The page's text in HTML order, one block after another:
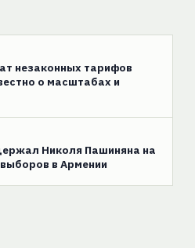
незаконных тарифов
о масштабах и
Николя Пашиняна на
в Армении